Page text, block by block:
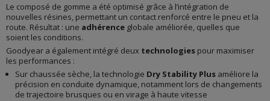
Le composé de gomme a été optimisé grâce à l’intégration de
nouvelles résines, permettant un contact renforcé entre le pneu et la
route. Résultat : une adhérence globale améliorée, quelles que
soient les conditions.
Goodyear a également intégré deux technologies pour maximiser
les performances :
Sur chaussée sèche, la technologie Dry Stability Plus améliore la
précision en conduite dynamique, notamment lors de changements
de trajectoire brusques ou en virage à haute vitesse